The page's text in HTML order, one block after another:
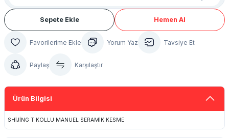
Sepete Ekle Hemen Al
Yorum Yaz Tavsiye Et
Paylaş Karşılaştır
Ürün Bilgisi
SHİJİNG T KOLLU MANUEL SERAMİK KESME